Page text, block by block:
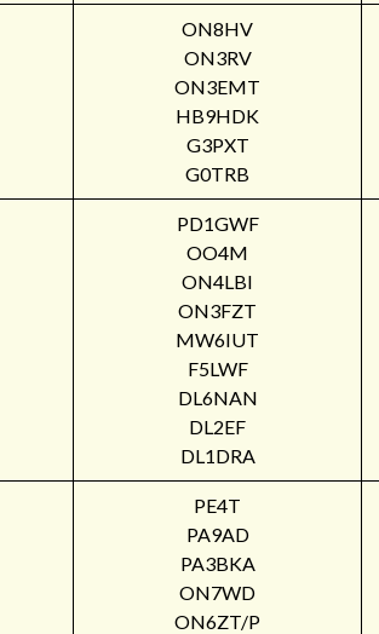
ON8HV
ON3RV
ON3EMT
HB9HDK
G3PXT
G0TRB
PD1GWF
OO4M
ON4LBI
ON3FZT
MW6IUT
F5LWF
DL6NAN
DL2EF
DL1DRA
PE4T
PA9AD
PA3BKA
ON7WD
ON6ZT/P